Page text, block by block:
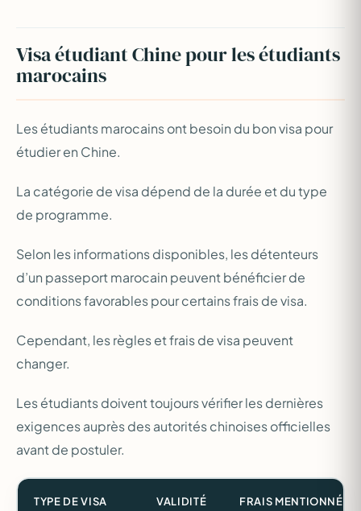
Visa étudiant Chine pour les étudiants
marocains
Les étudiants marocains ont besoin du bon visa pour
étudier en Chine.
La catégorie de visa dépend de la durée et du type
de programme.
Selon les informations disponibles, les détenteurs
d’un passeport marocain peuvent bénéficier de
conditions favorables pour certains frais de visa.
Cependant, les règles et frais de visa peuvent
changer.
Les étudiants doivent toujours vérifier les dernières
exigences auprès des autorités chinoises officielles
avant de postuler.
TYPE DE VISA VALIDITÉ FRAIS MENTIONNÉS